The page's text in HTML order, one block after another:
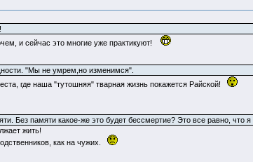
и сейчас это многие уже практикуют!
"Мы не умрем,но изменимся".
где наша "тутошняя" тварная жизнь покажется Райской!
Без памяти какое-же это будет бессмертие? Это все равно, что
жить!
как на чужих.